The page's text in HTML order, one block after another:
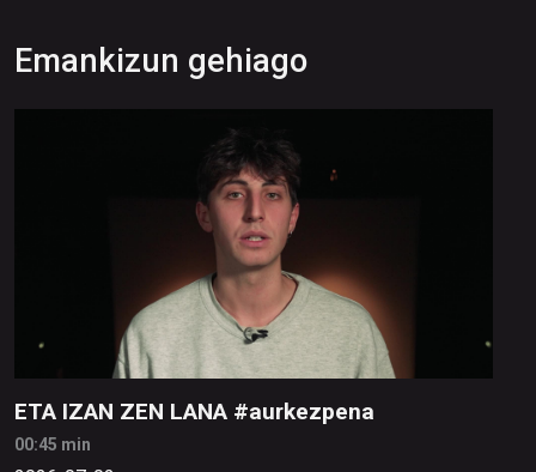
Emankizun gehiago
ETA IZAN ZEN LANA #aurkezpena
00:45 min